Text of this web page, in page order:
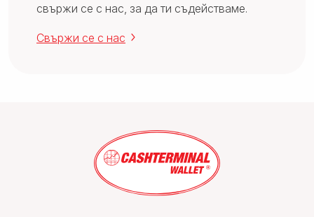
свържи се с нас, за да ти съдействаме.
Свържи се с нас